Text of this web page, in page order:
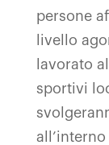
persone
livello
lavorato
sportivi